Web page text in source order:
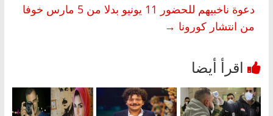
دعوة ناخبيهم للحضور 11 يونيو بدلا من 5 مارس خوفا
من انتشار كورونا →